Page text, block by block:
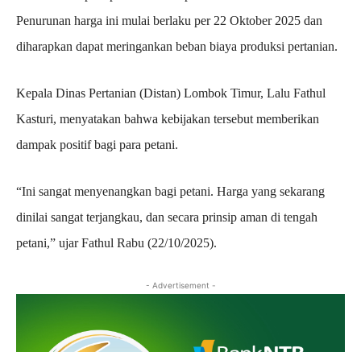
Penurunan harga ini mulai berlaku per 22 Oktober 2025 dan
diharapkan dapat meringankan beban biaya produksi pertanian.
Kepala Dinas Pertanian (Distan) Lombok Timur, Lalu Fathul
Kasturi, menyatakan bahwa kebijakan tersebut memberikan
dampak positif bagi para petani.
“Ini sangat menyenangkan bagi petani. Harga yang sekarang
dinilai sangat terjangkau, dan secara prinsip aman di tengah
petani,” ujar Fathul Rabu (22/10/2025).
- Advertisement -